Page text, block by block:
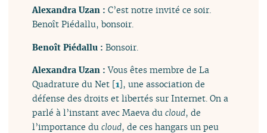
Alexandra Uzan :C’est notre invité ce soir.
Benoît Piédallu, bonsoir.
Benoît Piédallu :Bonsoir.
Alexandra Uzan :Vous êtes membre de La
Quadrature du Net [1], une association de
défense des droits et libertés sur Internet. On a
parlé à l’instant avec Maeva ducloud, de
l’importance ducloud, de ces hangars un peu